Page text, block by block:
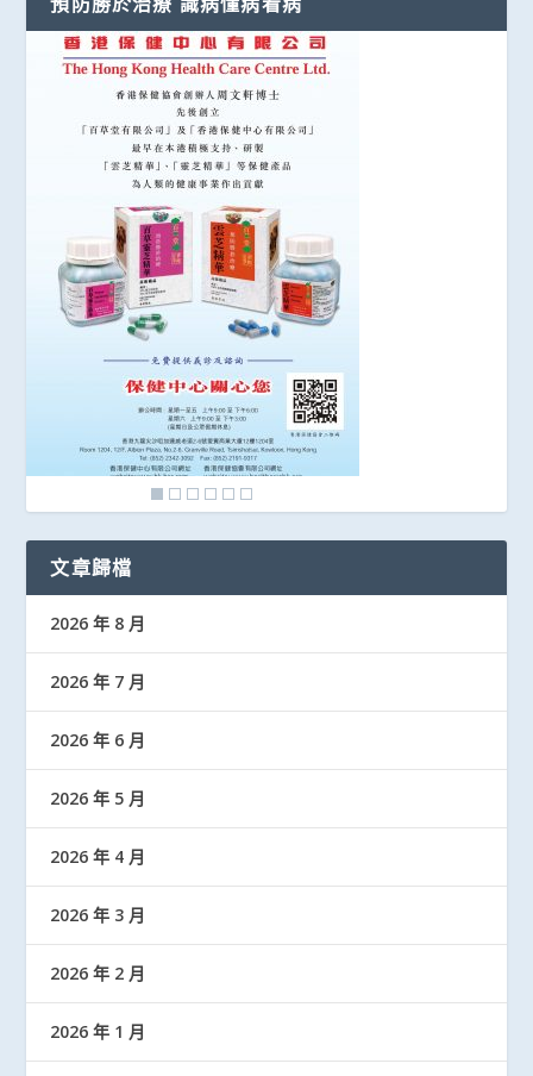
文章歸檔
2026 年 8 月
2026 年 7 月
2026 年 6 月
2026 年 5 月
2026 年 4 月
2026 年 3 月
2026 年 2 月
2026 年 1 月